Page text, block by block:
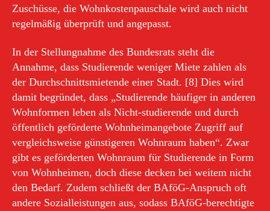
Zuschüsse, die Wohnkostenpauschale wird auch nicht
regelmäßig überprüft und angepasst.
In der Stellungnahme des Bundesrats steht die
Annahme, dass Studierende weniger Miete zahlen als
der Durchschnittsmietende einer Stadt. [8] Dies wird
damit begründet, dass „Studierende häufiger in anderen
Wohnformen leben als Nicht-studierende und durch
öffentlich geförderte Wohnheimangebote Zugriff auf
vergleichsweise günstigeren Wohnraum haben“. Zwar
gibt es geförderten Wohnraum für Studierende in Form
von Wohnheimen, doch diese decken bei weitem nicht
den Bedarf. Zudem schließt der BAföG-Anspruch oft
andere Sozialleistungen aus, sodass BAföG-berechtigte